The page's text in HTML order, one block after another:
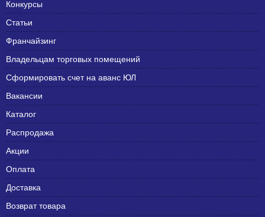
Конкурсы
Статьи
Франчайзинг
Владельцам торговых помещений
Сформировать счет на аванс ЮЛ
Вакансии
Каталог
Распродажа
Акции
Оплата
Доставка
Возврат товара